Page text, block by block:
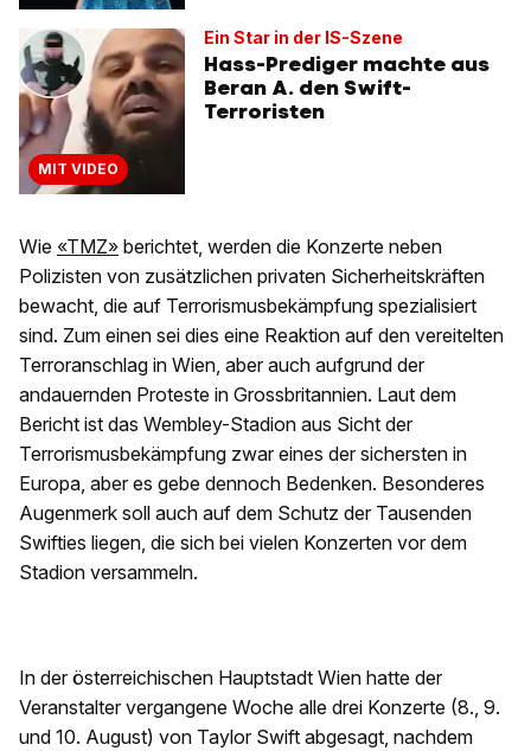
MIT VIDEO
Ein Star in der IS-Szene
Hass-Prediger machte aus
Beran A. den Swift-
Terroristen
Wie «TMZ» berichtet, werden die Konzerte neben
Polizisten von zusätzlichen privaten Sicherheitskräften
bewacht, die auf Terrorismusbekämpfung spezialisiert
sind. Zum einen sei dies eine Reaktion auf den vereitelten
Terroranschlag in Wien, aber auch aufgrund der
andauernden Proteste in Grossbritannien. Laut dem
Bericht ist das Wembley-Stadion aus Sicht der
Terrorismusbekämpfung zwar eines der sichersten in
Europa, aber es gebe dennoch Bedenken. Besonderes
Augenmerk soll auch auf dem Schutz der Tausenden
Swifties liegen, die sich bei vielen Konzerten vor dem
Stadion versammeln.
In der österreichischen Hauptstadt Wien hatte der
Veranstalter vergangene Woche alle drei Konzerte (8., 9.
und 10. August) von Taylor Swift abgesagt, nachdem